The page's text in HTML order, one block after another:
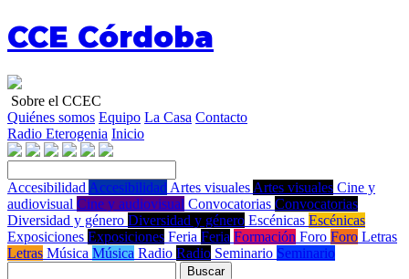
CCE Córdoba
Sobre el CCEC
Quiénes somos Equipo La Casa Contacto
Radio Eterogenia Inicio
Accesibilidad Accesibilidad Artes visuales Artes visuales Cine y
audiovisual Cine y audiovisual Convocatorias Convocatorias
Diversidad y género Diversidad y género Escénicas Escénicas
Exposiciones Exposiciones Feria Feria Formación Foro Foro Letras
Letras Música Música Radio Radio Seminario Seminario
Buscar